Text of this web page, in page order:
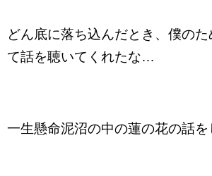
どん底に落ち込んだとき、僕の
て話を聴いてくれたな…
一生懸命泥沼の中の蓮の花の話